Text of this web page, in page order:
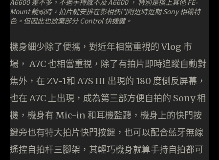
Mount 鏡頭時。拍片鍵安排在影相快門附近時近期 Sony 相機特
色。但因此也放棄部分 Control 快捷鍵。
機身細少除了便攜，對近年相當重視的 Vlog 市
場， A7C 也相當重視，除了有拍片即時追蹤自動對
焦外，在 ZV-1和 A7S III 出現的 180 度側反屏幕，
也在 A7C 上出現，成為第三部方便自拍的 Sony 相
機，機身有 Mic-in 和耳機監聽，機身上的快門按
鍵旁也有特大拍片快門按鍵，也可以配合藍牙無線
遙控自拍杆三腳架，其輕巧機身就算手持自拍都可